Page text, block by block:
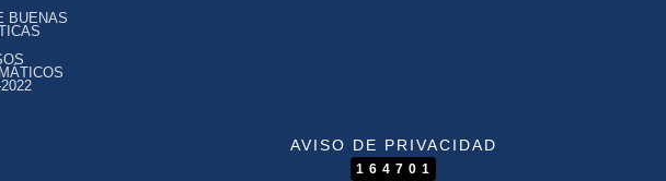
BUENAS
AVISO DE PRIVACIDAD
164701